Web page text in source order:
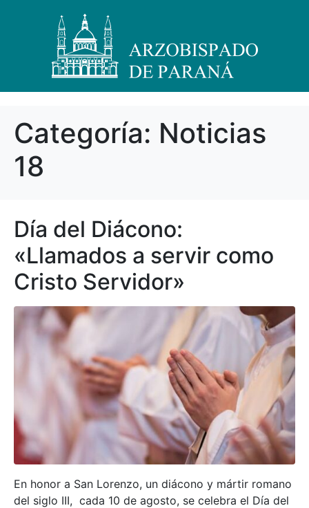
Categoría: Noticias
18
Día del Diácono:
«Llamados a servir como
Cristo Servidor»
En honor a San Lorenzo, un diácono y mártir romano
del siglo III, cada 10 de agosto, se celebra el Día del